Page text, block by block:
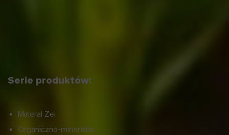
Serie produktów:
Mineral Żel
Organiczno-mineralne